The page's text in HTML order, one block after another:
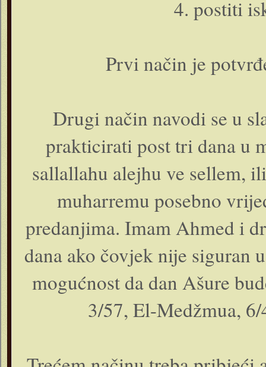
4. postiti
Prvi način je
Drugi način navodi se u
prakticirati post tri dana u
sallallahu alejhu ve sellem,
muharremu posebno
predanjima. Imam Ahmed i
dana ako čovjek nije siguran
mogućnost da dan Ašure
3/57, El-Medžmua,